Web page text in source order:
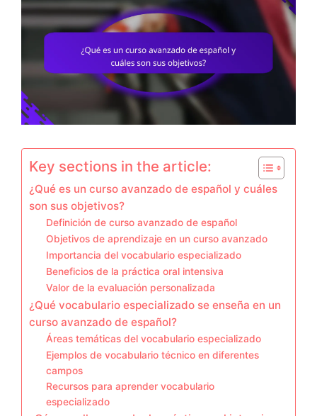
Key sections in the article:
¿Qué es un curso avanzado de español y cuáles
son sus objetivos?
Definición de curso avanzado de español
Objetivos de aprendizaje en un curso avanzado
Importancia del vocabulario especializado
Beneficios de la práctica oral intensiva
Valor de la evaluación personalizada
¿Qué vocabulario especializado se enseña en un
curso avanzado de español?
Áreas temáticas del vocabulario especializado
Ejemplos de vocabulario técnico en diferentes
campos
Recursos para aprender vocabulario
especializado